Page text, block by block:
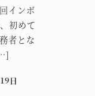
インボ
初めて
者とな
日